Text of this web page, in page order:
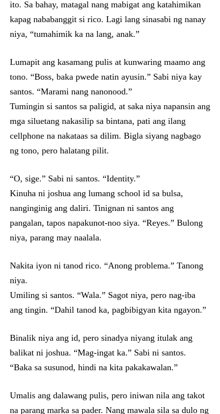
ito. Sa bahay, matagal nang mabigat ang katahimikan
kapag nababanggit si rico. Lagi lang sinasabi ng nanay
niya, “tumahimik ka na lang, anak.”
Lumapit ang kasamang pulis at kunwaring maamo ang
tono. “Boss, baka pwede natin ayusin.” Sabi niya kay
santos. “Marami nang nanonood.”
Tumingin si santos sa paligid, at saka niya napansin ang
mga siluetang nakasilip sa bintana, pati ang ilang
cellphone na nakataas sa dilim. Bigla siyang nagbago
ng tono, pero halatang pilit.
“O, sige.” Sabi ni santos. “Identity.”
Kinuha ni joshua ang lumang school id sa bulsa,
nanginginig ang daliri. Tinignan ni santos ang
pangalan, tapos napakunot-noo siya. “Reyes.” Bulong
niya, parang may naalala.
Nakita iyon ni tanod rico. “Anong problema.” Tanong
niya.
Umiling si santos. “Wala.” Sagot niya, pero nag-iba
ang tingin. “Dahil tanod ka, pagbibigyan kita ngayon.”
Binalik niya ang id, pero sinadya niyang itulak ang
balikat ni joshua. “Mag-ingat ka.” Sabi ni santos.
“Baka sa susunod, hindi na kita pakakawalan.”
Umalis ang dalawang pulis, pero iniwan nila ang takot
na parang marka sa pader. Nang mawala sila sa dulo ng